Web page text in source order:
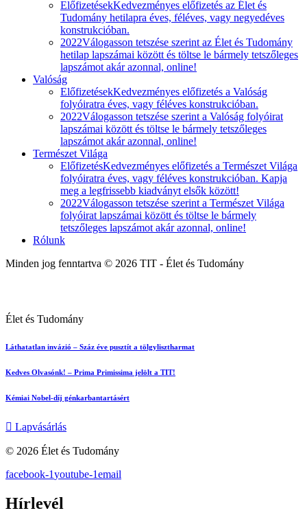
ElőfizetésekKedvezményes előfizetés az Élet és
Tudomány hetilapra éves, féléves, vagy negyedéves
konstrukcióban.
2022Válogasson tetszése szerint az Élet és Tudomány
hetilap lapszámai között és töltse le bármely tetszőleges
lapszámot akár azonnal, online!
Valóság
ElőfizetésekKedvezményes előfizetés a Valóság
folyóiratra éves, vagy féléves konstrukcióban.
2022Válogasson tetszése szerint a Valóság folyóirat
lapszámai között és töltse le bármely tetszőleges
lapszámot akár azonnal, online!
Természet Világa
ElőfizetésKedvezményes előfizetés a Természet Világa
folyóiratra éves, vagy féléves konstrukcióban. Kapja
meg a legfrissebb kiadványt elsők között!
2022Válogasson tetszése szerint a Természet Világa
folyóirat lapszámai között és töltse le bármely
tetszőleges lapszámot akár azonnal, online!
Rólunk
Minden jog fenntartva © 2026 TIT - Élet és Tudomány
Élet és Tudomány
Láthatatlan invázió – Száz éve pusztít a tölgylisztharmat
Kedves Olvasónk! – Prima Primissima jelölt a TIT!
Kémiai Nobel-díj génkarbantartásért
Lapvásárlás
© 2026 Élet és Tudomány
facebook-1youtube-1email
Hírlevél